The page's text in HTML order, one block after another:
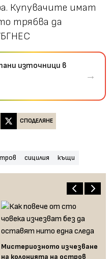
Купувачите имат
трябва да
източници в
→
СПОДЕЛЯНЕ
сицилия къщи
Мистериозното изчезване
на колонията на остров